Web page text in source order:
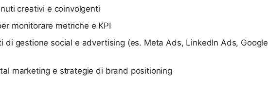
creativi e coinvolgenti
monitorare metriche e KPI
di gestione social e advertising (es. Meta Ads, LinkedIn Ads, Google
marketing e strategie di brand positioning